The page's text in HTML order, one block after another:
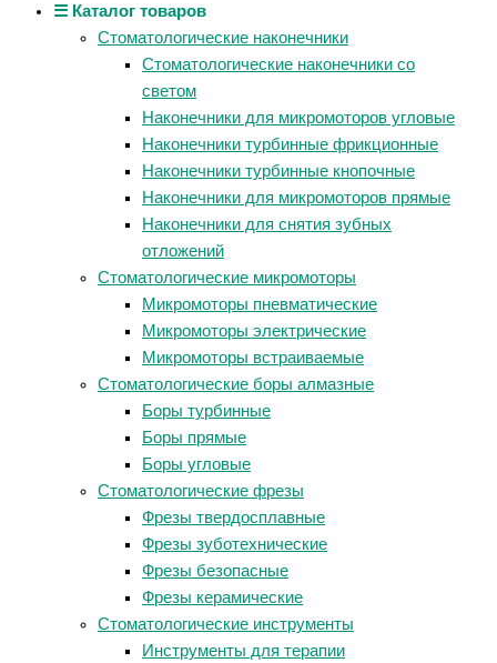
☰ Каталог товаров
Стоматологические наконечники
Стоматологические наконечники со
светом
Наконечники для микромоторов угловые
Наконечники турбинные фрикционные
Наконечники турбинные кнопочные
Наконечники для микромоторов прямые
Наконечники для снятия зубных
отложений
Стоматологические микромоторы
Микромоторы пневматические
Микромоторы электрические
Микромоторы встраиваемые
Стоматологические боры алмазные
Боры турбинные
Боры прямые
Боры угловые
Стоматологические фрезы
Фрезы твердосплавные
Фрезы зуботехнические
Фрезы безопасные
Фрезы керамические
Стоматологические инструменты
Инструменты для терапии